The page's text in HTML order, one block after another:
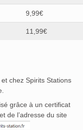
9,99€
11,99€
chez Spirits Stations
grâce à un certificat
de l’adresse du site